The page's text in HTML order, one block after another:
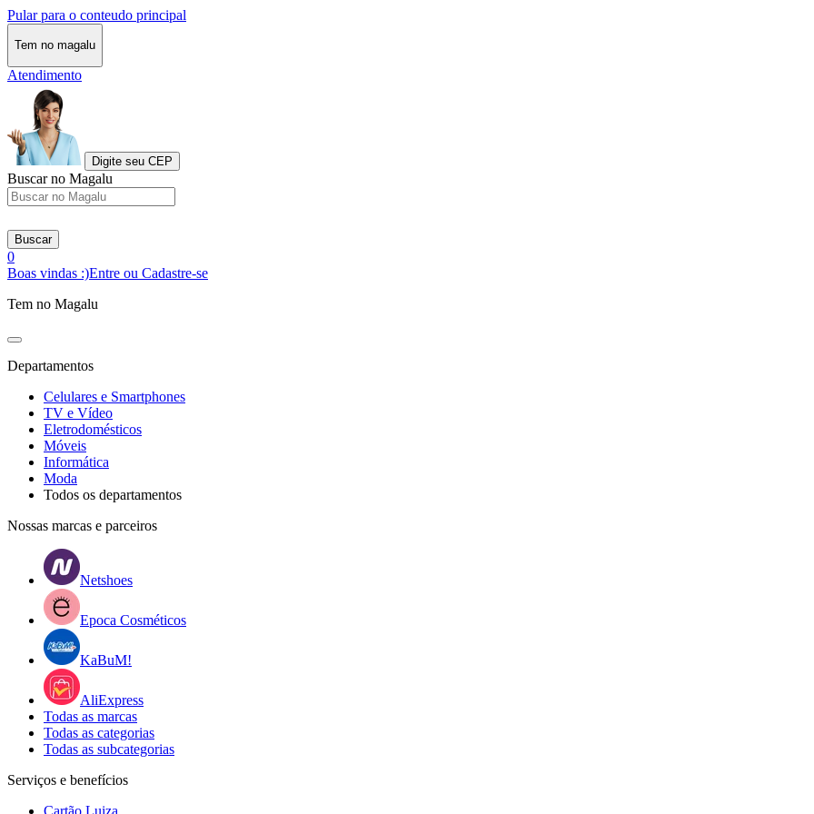
Pular para o conteudo principal
Tem no magalu
Atendimento
Digite seu CEP
Buscar no Magalu
Buscar
0
Boas vindas :)Entre ou Cadastre-se
Tem no Magalu
Departamentos
Celulares e Smartphones
TV e Vídeo
Eletrodomésticos
Móveis
Informática
Moda
Todos os departamentos
Nossas marcas e parceiros
Netshoes
Epoca Cosméticos
KaBuM!
AliExpress
Todas as marcas
Todas as categorias
Todas as subcategorias
Serviços e benefícios
Cartão Luiza